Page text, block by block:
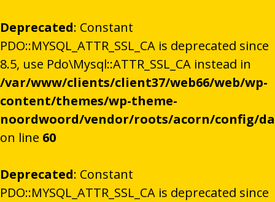
Deprecated: Constant
PDO::MYSQL_ATTR_SSL_CA is deprecated since
8.5, use Pdo\Mysql::ATTR_SSL_CA instead in
/var/www/clients/client37/web66/web/wp-
content/themes/wp-theme-
noordwoord/vendor/roots/acorn/config/
on line 60
Deprecated: Constant
PDO::MYSQL_ATTR_SSL_CA is deprecated since